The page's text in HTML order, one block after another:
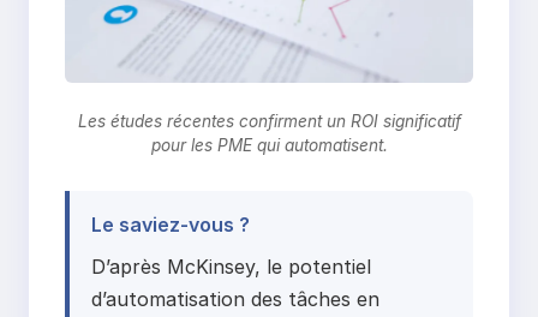
Les études récentes confirment un ROI significatif
pour les PME qui automatisent.
Le saviez-vous ?
D’après McKinsey, le potentiel
d’automatisation des tâches en